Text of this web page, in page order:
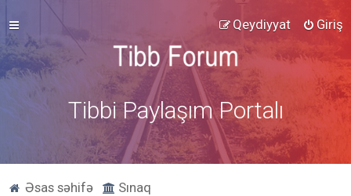
Giriş
Qeydiyyat
Tibbi Paylaşım Portalı
Əsas səhifə Sınaq